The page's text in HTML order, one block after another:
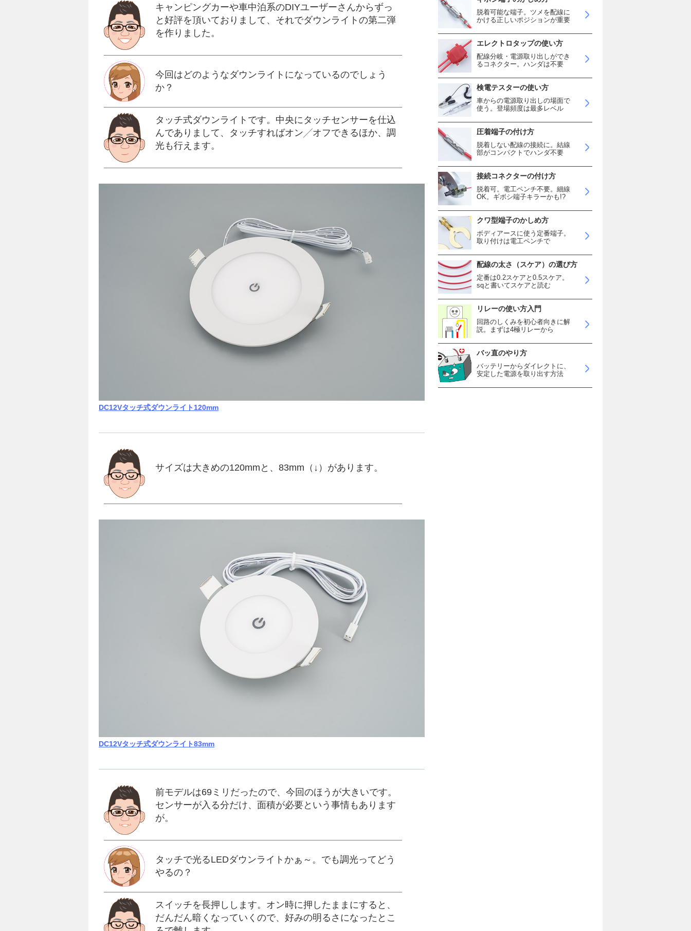
キャンピングカーや車中泊系のDIYユーザーさんからずっ
と好評を頂いておりまして、それでダウンライトの第二弾
を作りました。
今回はどのようなダウンライトになっているのでしょう
か？
タッチ式ダウンライトです。中央にタッチセンサーを仕込
んでありまして、タッチすればオン╱オフできるほか、調
光も行えます。
DC12Vタッチ式ダウンライト120mm
サイズは大きめの120mmと、83mm（↓）があります。
DC12Vタッチ式ダウンライト83mm
前モデルは69ミリだったので、今回のほうが大きいです。
センサーが入る分だけ、面積が必要という事情もあります
が。
タッチで光るLEDダウンライトかぁ～。でも調光ってどう
やるの？
スイッチを長押しします。オン時に押したままにすると、
だんだん暗くなっていくので、好みの明るさになったとこ
脱着可能な端子。ツメを配線に
かける正しいポジションが重要
エレクトロタップの使い方
配線分岐・電源取り出しができ
るコネクター。ハンダは不要
検電テスターの使い方
車からの電源取り出しの場面で
使う。登場頻度は最多レベル
圧着端子の付け方
脱着しない配線の接続に。結線
部がコンパクトでハンダ不要
接続コネクターの付け方
脱着可。電工ペンチ不要。細線
OK。ギボシ端子キラーかも!?
クワ型端子のかしめ方
ボディアースに使う定番端子。
取り付けは電工ペンチで
配線の太さ（スケア）の選び方
定番は0.2スケアと0.5スケア。
sqと書いてスケアと読む
リレーの使い方入門
回路のしくみを初心者向きに解
説。まずは4極リレーから
バッ直のやり方
バッテリーからダイレクトに、
安定した電源を取り出す方法